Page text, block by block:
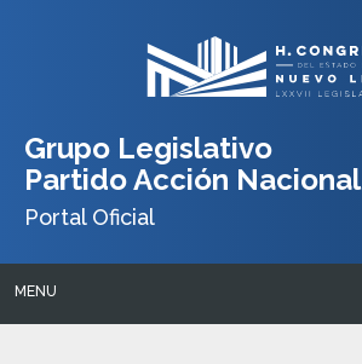
Grupo Legislativo
Partido Acción Nacional
Portal Oficial
MENU